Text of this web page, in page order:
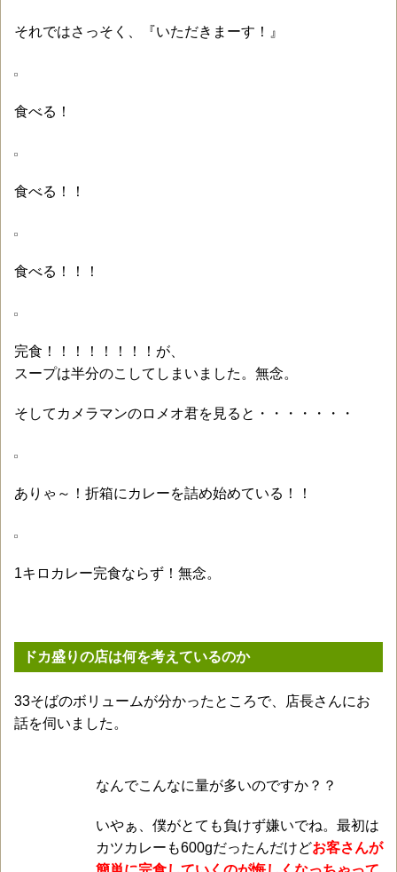
それではさっそく、『いただきまーす！』
食べる！
食べる！！
食べる！！！
完食！！！！！！！！が、
スープは半分のこしてしまいました。無念。
そしてカメラマンのロメオ君を見ると・・・・・・・
ありゃ～！折箱にカレーを詰め始めている！！
1キロカレー完食ならず！無念。
ドカ盛りの店は何を考えているのか
33そばのボリュームが分かったところで、店長さんにお
話を伺いました。
なんでこんなに量が多いのですか？？
いやぁ、僕がとても負けず嫌いでね。最初は
カツカレーも600gだったんだけどお客さんが